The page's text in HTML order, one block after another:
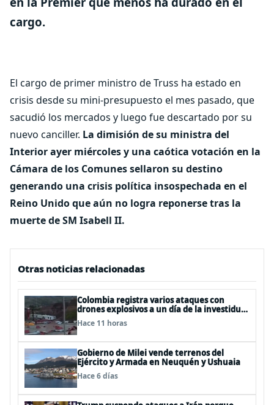
cargo.
El cargo de primer ministro de Truss ha estado en
crisis desde su mini-presupuesto el mes pasado, que
sacudió los mercados y luego fue descartado por su
nuevo canciller. La dimisión de su ministra del
Interior ayer miércoles y una caótica votación en la
Cámara de los Comunes sellaron su destino
generando una crisis política insospechada en el
Reino Unido que aún no logra reponerse tras la
muerte de SM Isabell II.
Otras noticias relacionadas
Colombia registra varios ataques con
drones explosivos a un día de la investidura
de De la Espriella: un policía muerto
Hace 11 horas
Gobierno de Milei vende terrenos del
Ejército y Armada en Neuquén y Ushuaia
Hace 6 días